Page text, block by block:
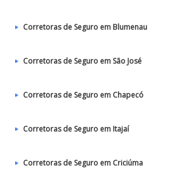
Corretoras de Seguro em Blumenau
Corretoras de Seguro em São José
Corretoras de Seguro em Chapecó
Corretoras de Seguro em Itajaí
Corretoras de Seguro em Criciúma